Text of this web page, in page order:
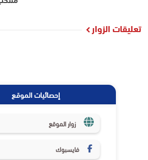
تعليقات الزوار
إحصائيات الموقع
زوار الموقع
فايسبوك